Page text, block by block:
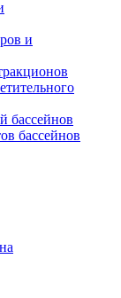
и
бассейнов
бассейнов